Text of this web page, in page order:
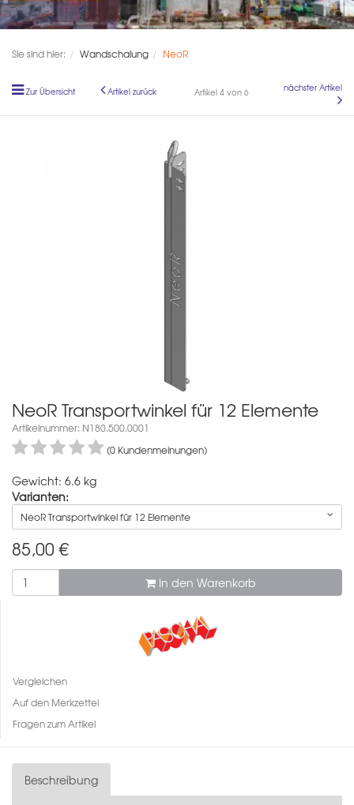
Sie sind hier: Wandschalung NeoR
Zur Übersicht Artikel zurück Artikel 4 von 6 nächster Artikel
NeoR Transportwinkel für 12 Elemente
Artikelnummer: N180.500.0001
(0 Kundenmeinungen)
Gewicht: 6.6 kg
Varianten:
NeoR Transportwinkel für 12 Elemente
85,00 €
In den Warenkorb
Vergleichen
Auf den Merkzettel
Fragen zum Artikel
Beschreibung